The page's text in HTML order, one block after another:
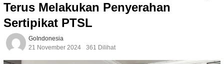
Terus Melakukan Penyerahan
Sertipikat PTSL
GoIndonesia
21 November 2024
361 Dilihat